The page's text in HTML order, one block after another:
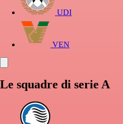
UDI
VEN
Le squadre di serie A